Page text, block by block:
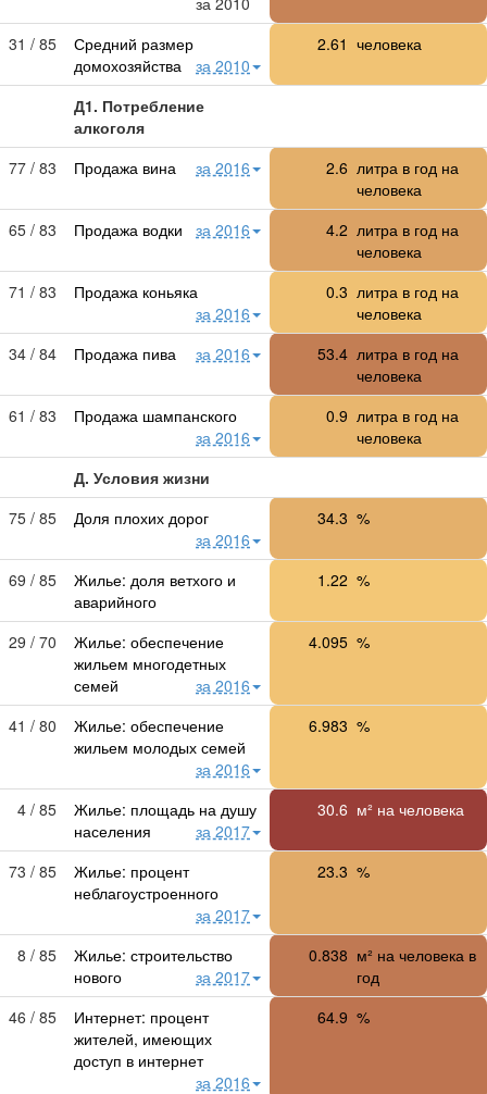
31 / 85
Средний размер
домохозяйства
за 2010
2.61 человека
Д1. Потребление
алкоголя
77 / 83
Продажа вина за 2016 2.6 литра в год на
человека
65 / 83
Продажа водки за 2016 4.2 литра в год на
человека
71 / 83
Продажа коньяка
за 2016
0.3 литра в год на
человека
34 / 84
Продажа пива за 2016 53.4 литра в год на
человека
61 / 83
Продажа шампанского
за 2016
0.9 литра в год на
человека
Д. Условия жизни
75 / 85
Доля плохих дорог
за 2016
34.3 %
69 / 85
Жилье: доля ветхого и
аварийного
1.22 %
29 / 70
Жилье: обеспечение
жильем многодетных
семей
за 2016
4.095 %
41 / 80
Жилье: обеспечение
жильем молодых семей
за 2016
6.983 %
4 / 85
Жилье: площадь на душу
населения
за 2017
30.6 м² на человека
73 / 85
Жилье: процент
неблагоустроенного
за 2017
23.3 %
8 / 85
Жилье: строительство
нового
за 2017
0.838 м² на человека в
год
46 / 85
Интернет: процент
жителей, имеющих
доступ в интернет
за 2016
64.9 %